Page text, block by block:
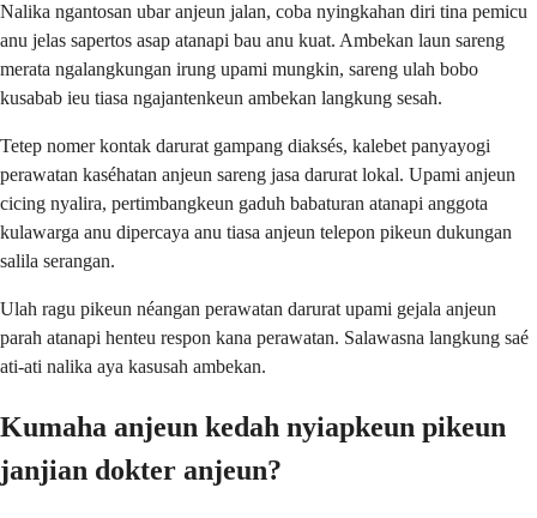
Nalika ngantosan ubar anjeun jalan, coba nyingkahan diri tina pemicu
anu jelas sapertos asap atanapi bau anu kuat. Ambekan laun sareng
merata ngalangkungan irung upami mungkin, sareng ulah bobo
kusabab ieu tiasa ngajantenkeun ambekan langkung sesah.
Tetep nomer kontak darurat gampang diaksés, kalebet panyayogi
perawatan kaséhatan anjeun sareng jasa darurat lokal. Upami anjeun
cicing nyalira, pertimbangkeun gaduh babaturan atanapi anggota
kulawarga anu dipercaya anu tiasa anjeun telepon pikeun dukungan
salila serangan.
Ulah ragu pikeun néangan perawatan darurat upami gejala anjeun
parah atanapi henteu respon kana perawatan. Salawasna langkung saé
ati-ati nalika aya kasusah ambekan.
Kumaha anjeun kedah nyiapkeun pikeun
janjian dokter anjeun?